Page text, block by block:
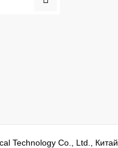
Technology Co., Ltd., Китай